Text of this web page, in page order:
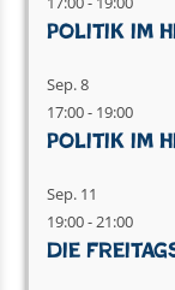
Politik im
Sep.8
17:00- 19:00
Politik im
Sep. 11
19:00- 21:00
Die